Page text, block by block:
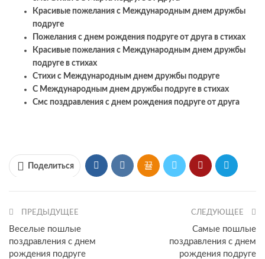
Красивые пожелания с Международным днем дружбы
подруге
Пожелания с днем рождения подруге от друга в стихах
Красивые пожелания с Международным днем дружбы
подруге в стихах
Стихи с Международным днем дружбы подруге
С Международным днем дружбы подруге в стихах
Смс поздравления с днем рождения подруге от друга
Поделиться
ПРЕДЫДУЩЕЕ
Веселые пошлые
поздравления с днем
рождения подруге
СЛЕДУЮЩЕЕ
Самые пошлые
поздравления с днем
рождения подруге